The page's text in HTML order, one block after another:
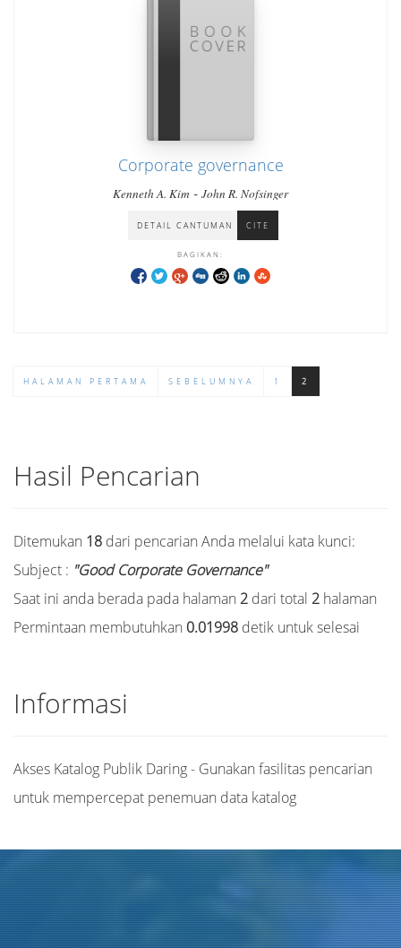
Corporate governance
Kenneth A. Kim - John R. Nofsinger
DETAIL CANTUMAN CITE
BAGIKAN:
HALAMAN PERTAMA SEBELUMNYA 1 2
Hasil Pencarian
Ditemukan 18 dari pencarian Anda melalui kata kunci:
Subject : "Good Corporate Governance"
Saat ini anda berada pada halaman 2 dari total 2 halaman
Permintaan membutuhkan 0.01998 detik untuk selesai
Informasi
Akses Katalog Publik Daring - Gunakan fasilitas pencarian
untuk mempercepat penemuan data katalog